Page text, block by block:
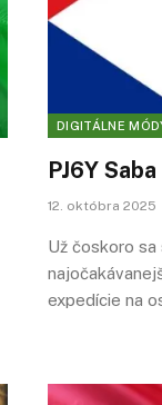
DIGITÁLNE
PJ6Y Saba
12. októbra 2025
Už čoskoro
expedície na